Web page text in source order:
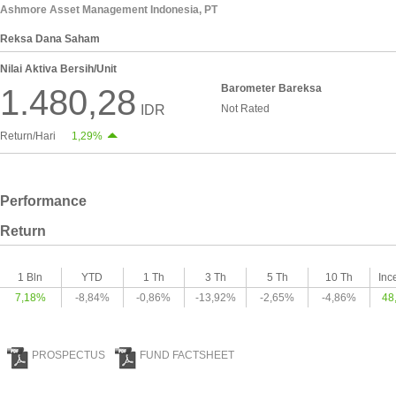
Ashmore Asset Management Indonesia, PT
Reksa Dana Saham
Nilai Aktiva Bersih/Unit
1.480,28 IDR
Barometer Bareksa
Not Rated
Return/Hari 1,29%
Performance
Return
1 Bln YTD 1 Th 3 Th 5 Th 10 Th
7,18%
-8,84% -0,86% -13,92% -2,65% -4,86%
PROSPECTUS FUND FACTSHEET